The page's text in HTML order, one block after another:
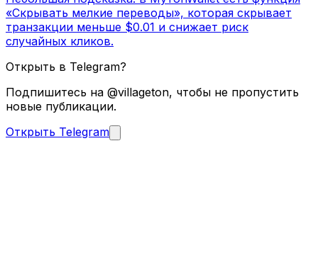
«Скрывать мелкие переводы», которая скрывает
транзакции меньше $0.01 и снижает риск
случайных кликов.
Открыть в Telegram?
Подпишитесь на @villageton, чтобы не пропустить
новые публикации.
Открыть Telegram